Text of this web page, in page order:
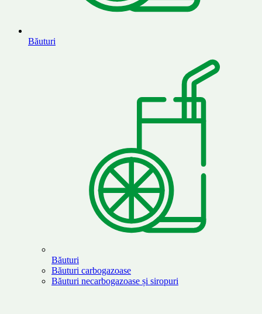
Băuturi
Băuturi
Băuturi carbogazoase
Băuturi necarbogazoase și siropuri